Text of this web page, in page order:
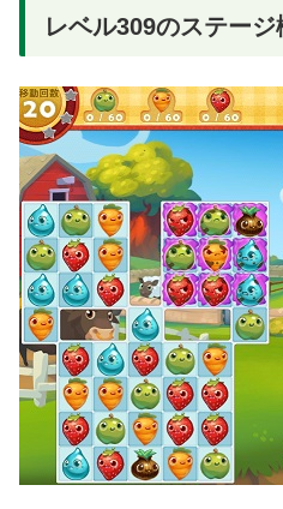
レベル309のステージ